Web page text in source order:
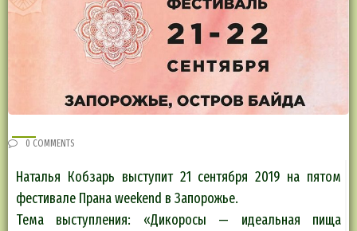
0 COMMENTS
Наталья Кобзарь выступит 21 сентября 2019 на пятом
фестивале Прана weekend в Запорожье.
Тема выступления: «Дикоросы — идеальная пища